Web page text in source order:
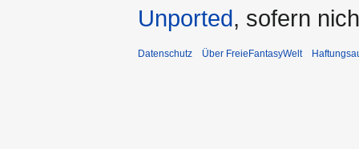
Unported, sofern
Datenschutz Über FreieFantasyWelt